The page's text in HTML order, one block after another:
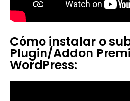
Cómo instalar o
Plugin/Addon
WordPress: